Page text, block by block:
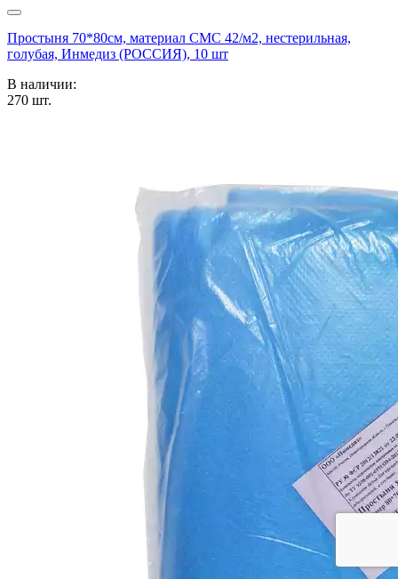
Простыня 70*80см, материал СМС 42/м2, нестерильная,
голубая, Инмедиз (РОССИЯ), 10 шт
В наличии:
270 шт.